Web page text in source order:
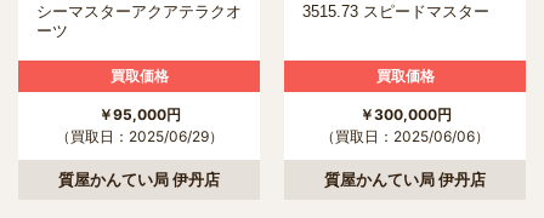
シーマスターアクアテラクオ
ーツ
買取価格
￥95,000円
（買取日：2025/06/29）
質屋かんてい局 伊丹店
3515.73 スピードマスター
買取価格
￥300,000円
（買取日：2025/06/06）
質屋かんてい局 伊丹店